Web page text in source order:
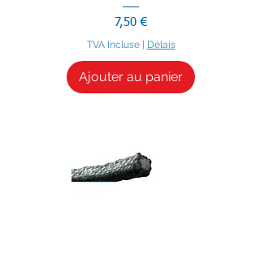
Prix
7,50 €
TVA Incluse| Délais
Ajouter au panier